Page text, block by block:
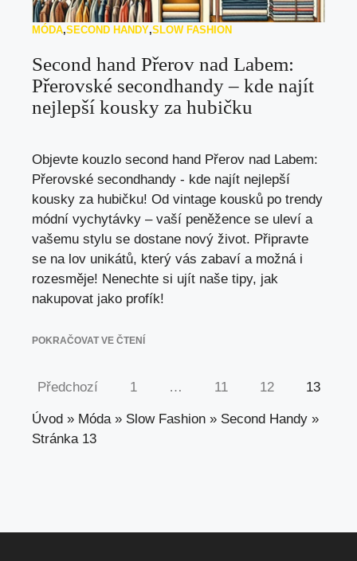
MÓDA,SECOND HANDY,SLOW FASHION
Second hand Přerov nad Labem:
Přerovské secondhandy – kde najít
nejlepší kousky za hubičku
Objevte kouzlo second hand Přerov nad Labem:
Přerovské secondhandy - kde najít nejlepší
kousky za hubičku! Od vintage kousků po trendy
módní vychytávky – vaší peněžence se uleví a
vašemu stylu se dostane nový život. Připravte
se na lov unikátů, který vás zabaví a možná i
rozesměje! Nenechte si ujít naše tipy, jak
nakupovat jako profík!
POKRAČOVAT VE ČTENÍ
Předchozí 1 … 11 12 13
Úvod » Móda » Slow Fashion » Second Handy »
Stránka 13